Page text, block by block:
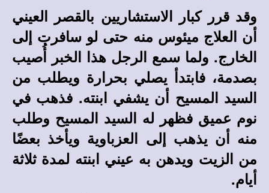
وقد قرر كبار الاستشاريين بالقصر العيني
أن العلاج ميئوس منه حتى لو سافرت إلى
الخارج. ولما سمع الرجل هذا الخبر أُصيب
بصدمة، فابتدأ يصلي بحرارة ويطلب من
السيد المسيح أن يشفي ابنته. فذهب في
نوم عميق فظهر له السيد المسيح وطلب
منه أن يذهب إلى العزباوية ويأخذ بعضًا
من الزيت ويدهن به عيني ابنته لمدة ثلاثة
أيام.